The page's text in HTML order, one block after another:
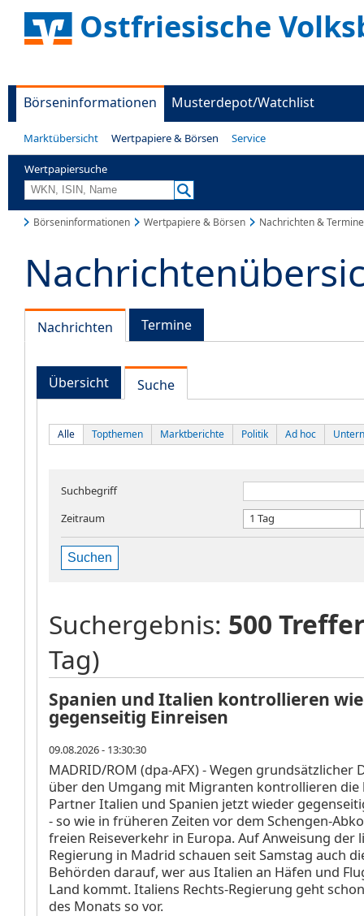
Ostfriesische
Börseninformationen Musterdepot/Watchlist
Marktübersicht Wertpapiere & Börsen Service
Wertpapiersuche
Börseninformationen Wertpapiere & Börsen Nachrichten & Termine
Nachrichten Termine
Übersicht Suche
Alle Topthemen Marktberichte Politik Ad hoc
Suchbegriff
Zeitraum
1 Tag
Suchen
Suchergebnis: 500 Treffer
Tag)
Spanien und Italien kontrollieren
gegenseitig Einreisen
09.08.2026 - 13:30:30
MADRID/ROM (dpa-AFX) - Wegen grundsätzlicher
über den Umgang mit Migranten kontrollieren die
Partner Italien und Spanien jetzt wieder
- so wie in früheren Zeiten vor dem Schengen-
freien Reiseverkehr in Europa. Auf Anweisung der
Regierung in Madrid schauen seit Samstag auch
Behörden darauf, wer aus Italien an Häfen und
Land kommt. Italiens Rechts-Regierung geht
des Monats so vor.